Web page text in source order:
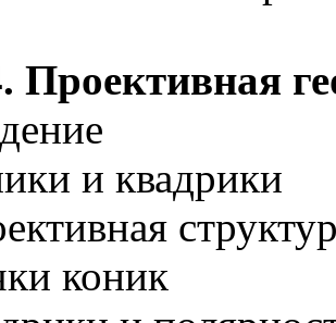
Проективная
и квадрики
коник